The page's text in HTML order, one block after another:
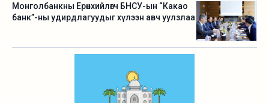
Монголбанкны Ерөнхийлөгч БНСУ-ын “Какао
банк”-ны удирдлагуудыг хүлээн авч уулзлаа